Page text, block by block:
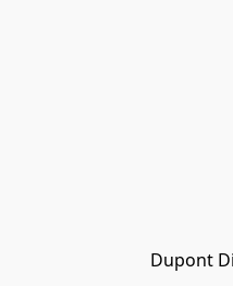
Dupont